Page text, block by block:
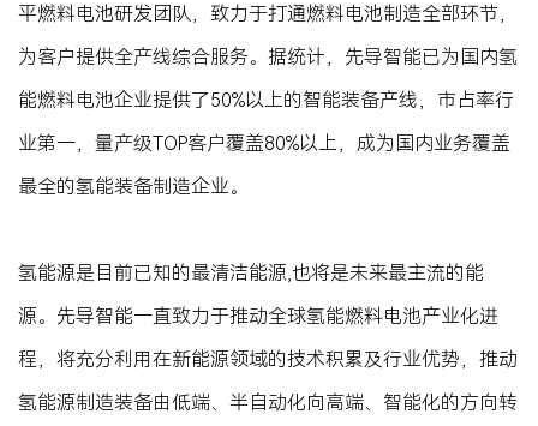
平燃料电池研发团队，致力于打通燃料电池制造全部环节，
为客户提供全产线综合服务。据统计，先导智能已为国内氢
能燃料电池企业提供了50%以上的智能装备产线，市占率行
业第一，量产级TOP客户覆盖80%以上，成为国内业务覆盖
最全的氢能装备制造企业。
氢能源是目前已知的最清洁能源,也将是未来最主流的能
源。先导智能一直致力于推动全球氢能燃料电池产业化进
程，将充分利用在新能源领域的技术积累及行业优势，推动
氢能源制造装备由低端、半自动化向高端、智能化的方向转